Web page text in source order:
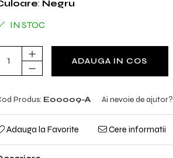
: Negru
IN STOC
ADAUGA IN COS
Produs: E00009-A Ai nevoie de ajutor?
Adauga la Favorite Cere informatii